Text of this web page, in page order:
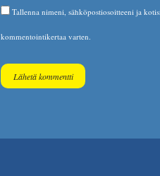
Tallenna nimeni, sähköpostiosoitteeni ja
kommentointikertaa varten.